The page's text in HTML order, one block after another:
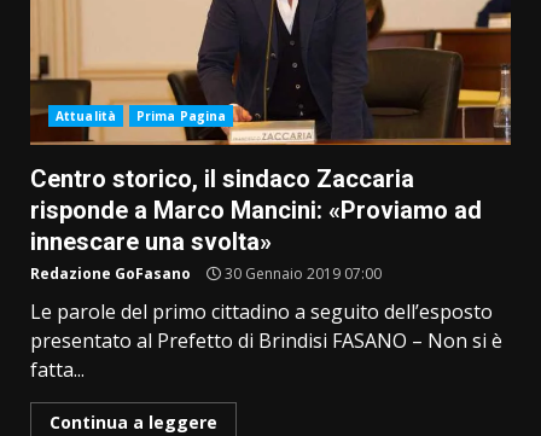
Attualità Prima Pagina
Centro storico, il sindaco Zaccaria
risponde a Marco Mancini: «Proviamo ad
innescare una svolta»
Redazione GoFasano 30 Gennaio 2019 07:00
Le parole del primo cittadino a seguito dell’esposto
presentato al Prefetto di Brindisi FASANO – Non si è
fatta...
Continua a leggere